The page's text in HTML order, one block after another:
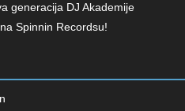
generacija DJ Akademije
Spinnin Recordsu!